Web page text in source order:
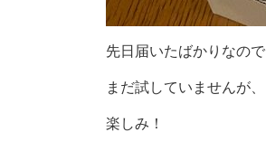
先日届いたばかりなので
まだ試していませんが、
楽しみ！